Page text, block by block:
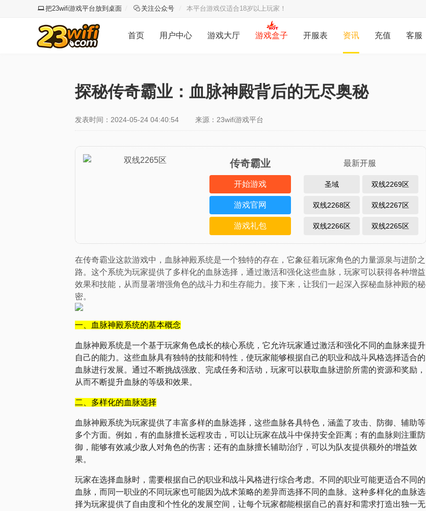
把23wifi游戏平台放到桌面 关注公众号 本平台游戏仅适合18岁以上玩家！
首页 用户中心 游戏大厅 游戏盒子 开服表 资讯 充值 客服
探秘传奇霸业：血脉神殿背后的无尽奥秘
发表时间：2024-05-24 04:40:54 来源：23wifi游戏平台
传奇霸业
开始游戏
游戏官网
游戏礼包
最新开服
圣域 双线2269区
双线2268区 双线2267区
双线2266区 双线2265区
在传奇霸业这款游戏中，血脉神殿系统是一个独特的存在，它象征着玩家角色的力量源泉与进阶之
路。这个系统为玩家提供了多样化的血脉选择，通过激活和强化这些血脉，玩家可以获得各种增益
效果和技能，从而显著增强角色的战斗力和生存能力。接下来，让我们一起深入探秘血脉神殿的秘
密。
一、血脉神殿系统的基本概念
血脉神殿系统是一个基于玩家角色成长的核心系统，它允许玩家通过激活和强化不同的血脉来提升
自己的能力。这些血脉具有独特的技能和特性，使玩家能够根据自己的职业和战斗风格选择适合的
血脉进行发展。通过不断挑战强敌、完成任务和活动，玩家可以获取血脉进阶所需的资源和奖励，
从而不断提升血脉的等级和效果。
二、多样化的血脉选择
血脉神殿系统为玩家提供了丰富多样的血脉选择，这些血脉各具特色，涵盖了攻击、防御、辅助等
多个方面。例如，有的血脉擅长远程攻击，可以让玩家在战斗中保持安全距离；有的血脉则注重防
御，能够有效减少敌人对角色的伤害；还有的血脉擅长辅助治疗，可以为队友提供额外的增益效
果。
玩家在选择血脉时，需要根据自己的职业和战斗风格进行综合考虑。不同的职业可能更适合不同的
血脉，而同一职业的不同玩家也可能因为战术策略的差异而选择不同的血脉。这种多样化的血脉选
择为玩家提供了自由度和个性化的发展空间，让每个玩家都能根据自己的喜好和需求打造出独一无